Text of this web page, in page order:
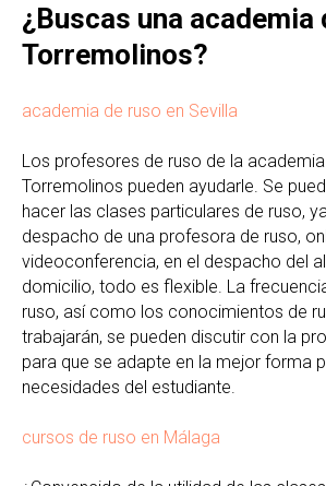
¿Buscas una academia
Torremolinos?
academia de ruso en Sevilla
Los profesores de ruso de la
Torremolinos pueden ayudarle. Se
hacer las clases particulares de ruso,
despacho de una profesora de ruso,
videoconferencia, en el despacho del
domicilio, todo es flexible. La
ruso, así como los conocimientos de
trabajarán, se pueden discutir con la
para que se adapte en la mejor forma
necesidades del estudiante.
cursos de ruso en Málaga